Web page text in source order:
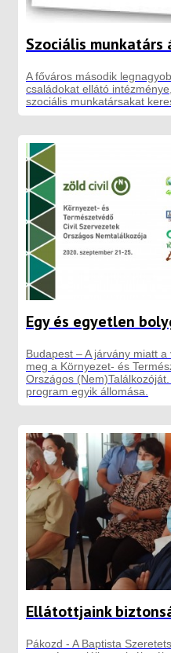
Szociális
A főváros második
családokat ellátó
szociális munkatársakat
Egy és egyetlen
Budapest – A járvány miatt
meg a Környezet- és
Országos
program egyik állomása.
Ellátottjaink
Pákozd - A Baptista